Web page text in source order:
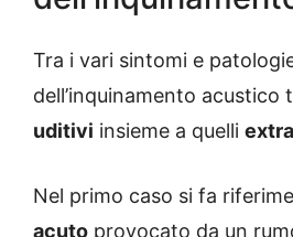
Tra i vari sintomi e
dell’inquinamento acustico
uditivi insieme a quelli
Nel primo caso si fa
acuto provocato da un